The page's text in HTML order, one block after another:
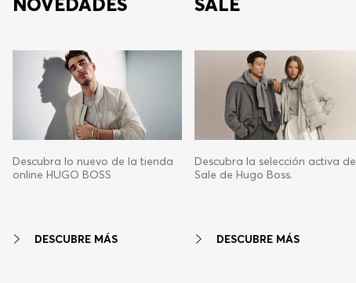
Descubra lo nuevo de la tienda
online HUGO BOSS
DESCUBRE MÁS
Descubra la selección activa de
Sale de Hugo Boss.
DESCUBRE MÁS